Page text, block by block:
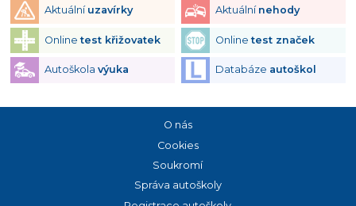
Aktuální uzavírky Aktuální nehody
Onlinetest křižovatek Onlinetest značek
Autoškola výuka Databáze autoškol
O nás
Cookies
Soukromí
Správa autoškoly